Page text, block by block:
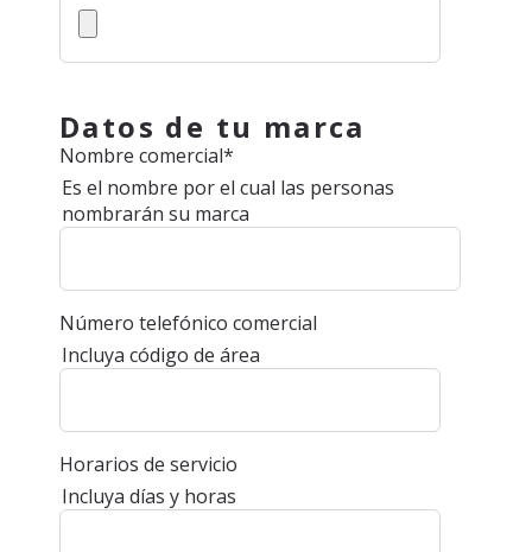
Datos de tu marca
Nombre comercial*
Es el nombre por el cual las personas
nombrarán su marca
Número telefónico comercial
Incluya código de área
Horarios de servicio
Incluya días y horas